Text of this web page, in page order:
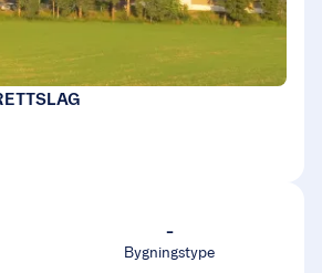
-
Bygningstype